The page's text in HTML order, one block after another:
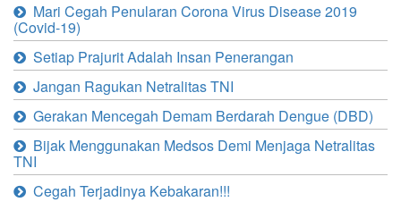
Mari Cegah Penularan Corona Virus Disease 2019
(Covid-19)
Setiap Prajurit Adalah Insan Penerangan
Jangan Ragukan Netralitas TNI
Gerakan Mencegah Demam Berdarah Dengue (DBD)
Bijak Menggunakan Medsos Demi Menjaga Netralitas
TNI
Cegah Terjadinya Kebakaran!!!